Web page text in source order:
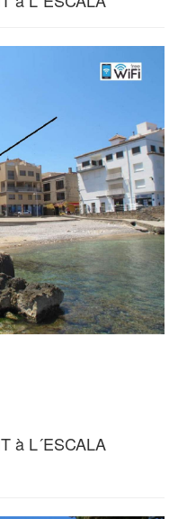
à L´ESCALA